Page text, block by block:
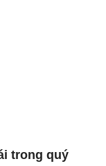
trong quý